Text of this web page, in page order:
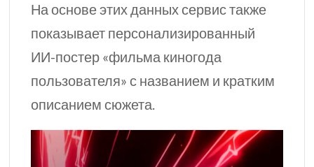
На основе этих данных сервис также
показывает персонализированный
ИИ-постер «фильма киногода
пользователя» с названием и кратким
описанием сюжета.